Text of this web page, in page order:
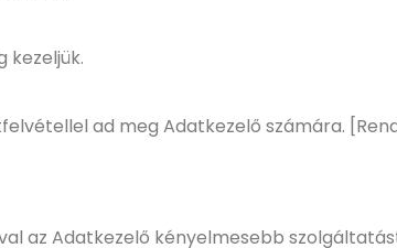
kezeljük.
ad meg Adatkezelő számára.
az Adatkezelő kényelmesebb